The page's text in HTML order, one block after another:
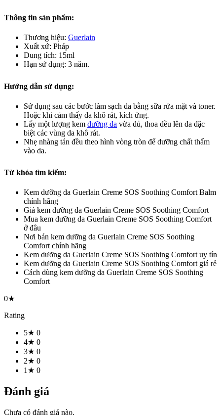
Thông tin sản phẩm:
Thương hiệu: Guerlain
Xuất xứ: Pháp
Dung tích: 15ml
Hạn sử dụng: 3 năm.
Hướng dẫn sử dụng:
Sử dụng sau các bước làm sạch da bằng sữa rửa mặt và toner.
Hoặc khi cảm thấy da khô rát, kích ứng.
Lấy một lượng kem dưỡng da vừa đủ, thoa đều lên da đặc
biệt các vùng da khô rát.
Nhẹ nhàng tán đều theo hình vòng tròn để dưỡng chất thấm
vào da.
Từ khóa tìm kiếm:
Kem dưỡng da Guerlain Creme SOS Soothing Comfort Balm
chính hãng
Giá kem dưỡng da Guerlain Creme SOS Soothing Comfort
Mua kem dưỡng da Guerlain Creme SOS Soothing Comfort
ở đâu
Nơi bán kem dưỡng da Guerlain Creme SOS Soothing
Comfort chính hãng
Kem dưỡng da Guerlain Creme SOS Soothing Comfort uy tín
Kem dưỡng da Guerlain Creme SOS Soothing Comfort giá rẻ
Cách dùng kem dưỡng da Guerlain Creme SOS Soothing
Comfort
0★
Rating
5★ 0
4★ 0
3★ 0
2★ 0
1★ 0
Đánh giá
Chưa có đánh giá nào.